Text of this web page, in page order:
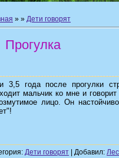
» » Дети говорят
Прогулка
3,5 года после прогулки
мальчик ко мне и
лицо. Он
Дети говорят | Добавил: